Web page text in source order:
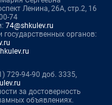
Ленина, 26А, стр.2, 16
74
74@shkulev.ru
органов:
729-94-90 доб. 3335,
за достоверность
объявлениях.